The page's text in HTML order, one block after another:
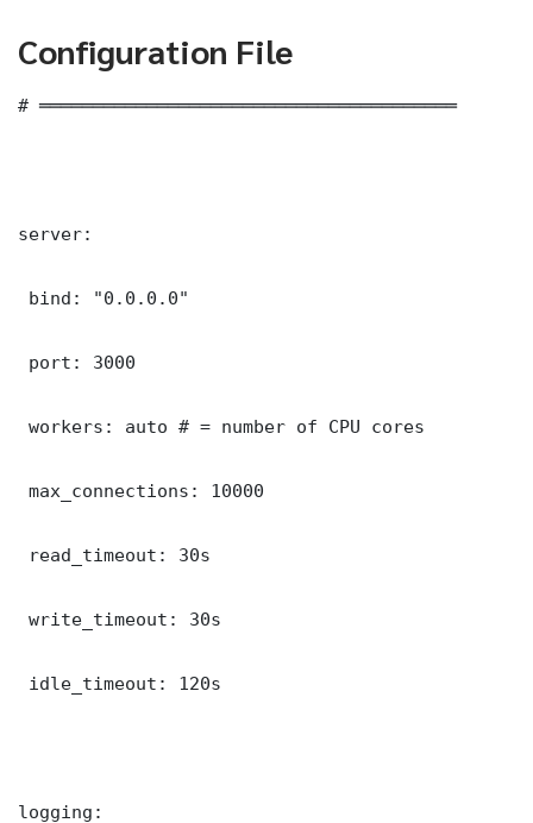
Configuration File
# ═══════════════════════════════════════
server:
bind: "0.0.0.0"
port: 3000
workers: auto # = number of CPU cores
max_connections: 10000
read_timeout: 30s
write_timeout: 30s
idle_timeout: 120s
logging: